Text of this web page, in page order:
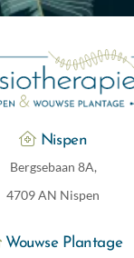
Nispen
Bergsebaan 8A,
4709 AN Nispen
Wouwse Plantage